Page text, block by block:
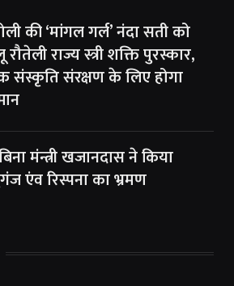
की ‘मांगल गर्ल’ नंदा सती को
रौतेली राज्य स्त्री शक्ति पुरस्कार,
संस्कृति संरक्षण के लिए होगा
मंन्त्री खजानदास ने किया
एंव रिस्पना का भ्रमण